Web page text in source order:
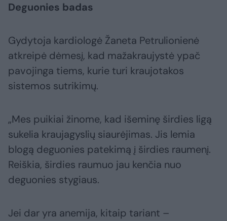
Deguonies badas
Gydytoja kardiologė Žaneta Petrulionienė
atkreipė dėmesį, kad mažakraujystė ypač
pavojinga tiems, kurie turi kraujotakos
sistemos sutrikimų.
„Mes puikiai žinome, kad išeminę širdies ligą
sukelia kraujagyslių siaurėjimas. Jis lemia
blogą deguonies patekimą į širdies raumenį.
Reiškia, širdies raumuo jau kenčia nuo
deguonies stygiaus.
Jei dar yra anemija, kitaip tariant –